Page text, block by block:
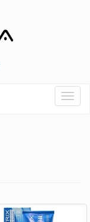
Toggle